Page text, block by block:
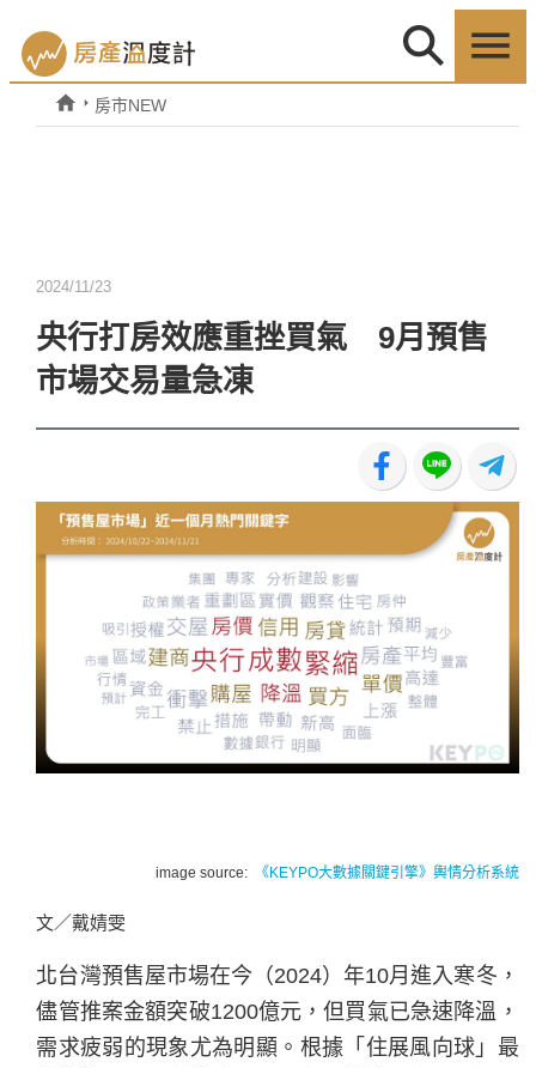
房市NEW
2024/11/23
央行打房效應重挫買氣 9月預售
市場交易量急凍
image source: 《KEYPO大數據關鍵引擎》輿情分析系統
文／戴婧雯
北台灣預售屋市場在今（2024）年10月進入寒冬，
儘管推案金額突破1200億元，但買氣已急速降溫，
需求疲弱的現象尤為明顯。根據「住展風向球」最